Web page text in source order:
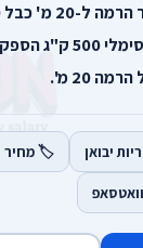
יבואן 🏷️ מחיר